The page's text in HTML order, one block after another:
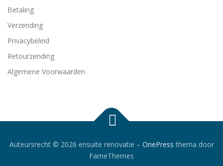
Betaling
Verzending
Privacybeleid
Retourzending
Algemene Voorwaarden
Auteursrecht © 2026 ensuite renovatie – OnePress thema door
FameThemes